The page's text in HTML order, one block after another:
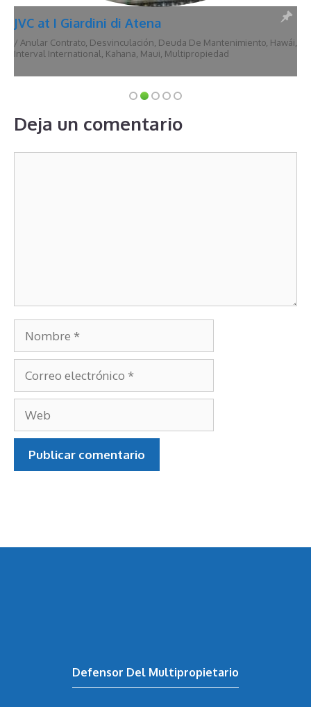
JVC at I Giardini di Atena
/ Anular Contrato, Desvinculación, Deuda De Mantenimiento, Hawái,
Interval International, Kahana, Maui, Multipropiedad
Deja un comentario
Nombre
Correo
electrónico
Web
Defensor Del Multipropietario